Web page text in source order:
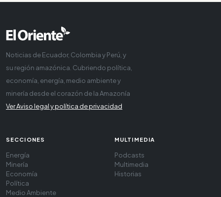
Noticias de Ecuador, Colombia y Perú, y
su región amazónica. Cubriendo política,
economía, energía, medio ambiente y
minería desde el corazón de la Amazonía
Ver Aviso legal y política de privacidad
SECCIONES
Energía
Minería
Economía
Política
Medio Ambiente
MULTIMEDIA
Podcasts
Multimedia
Historias